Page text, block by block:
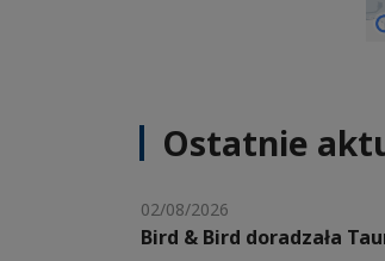
Ostatnie
02/08/2026
Bird & Bird doradzała